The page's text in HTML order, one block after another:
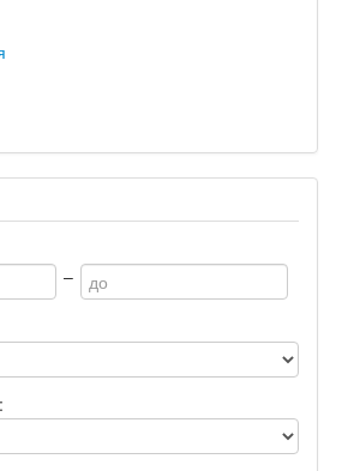
–